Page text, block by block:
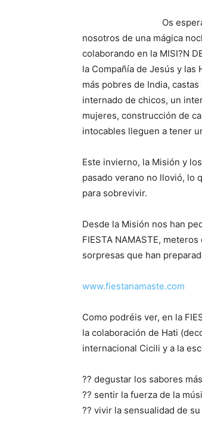
Os
nosotros de una mágica
colaborando en la MISI?N
la Compañía de Jesús y las
más pobres de India,
internado de chicos, un
mujeres, construcción de
intocables lleguen a tener
Este invierno, la Misión y
pasado verano no llovió, lo
para sobrevivir.
Desde la Misión nos han
FIESTA NAMASTE,
sorpresas que han
www.fiestanamaste.com
Como podréis ver, en la
la colaboración de Hati
internacional Cicili y a la
?? degustar los sabores
?? sentir la fuerza de la
?? vivir la sensualidad de su